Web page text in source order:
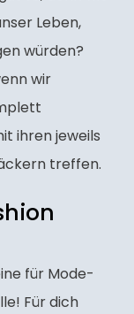
Leben,
würden?
wir
ihren jeweils
treffen.
für Mode-
Für dich